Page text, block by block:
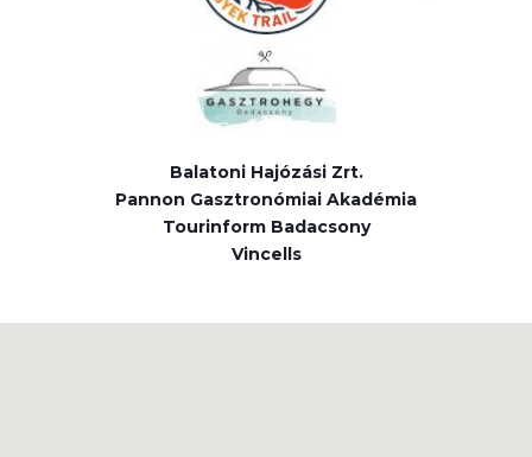
Balatoni Hajózási Zrt.
Pannon Gasztronómiai Akadémia
Tourinform Badacsony
Vincells